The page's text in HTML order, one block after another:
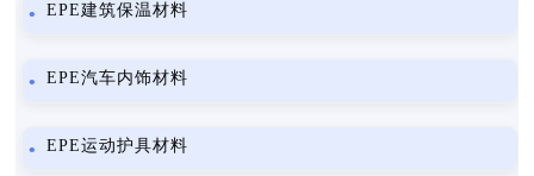
EPE建筑保温材料
EPE汽车内饰材料
EPE运动护具材料